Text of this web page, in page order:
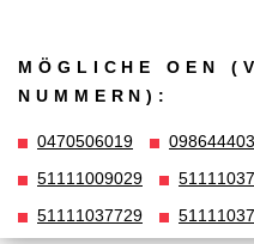
MÖGLICHE OEN
NUMMERN):
0470506019
51111009029
51111037729